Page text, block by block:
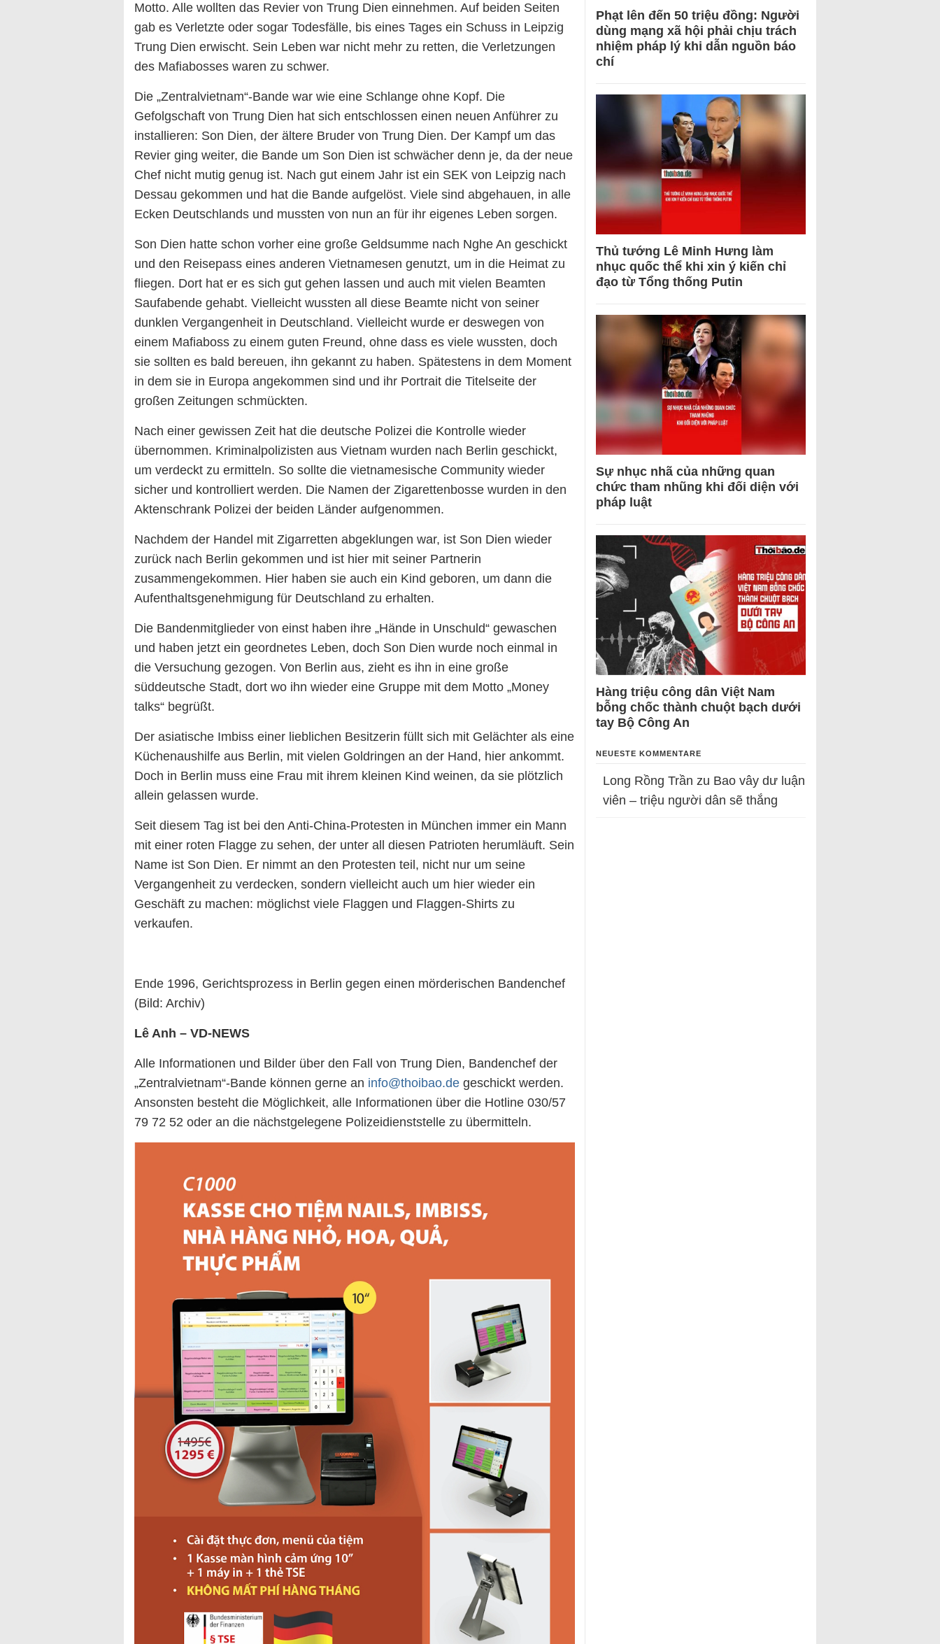
Motto. Alle wollten das Revier von Trung Dien einnehmen. Auf beiden Seiten
gab es Verletzte oder sogar Todesfälle, bis eines Tages ein Schuss in Leipzig
Trung Dien erwischt. Sein Leben war nicht mehr zu retten, die Verletzungen
des Mafiabosses waren zu schwer.
Die „Zentralvietnam“-Bande war wie eine Schlange ohne Kopf. Die
Gefolgschaft von Trung Dien hat sich entschlossen einen neuen Anführer zu
installieren: Son Dien, der ältere Bruder von Trung Dien. Der Kampf um das
Revier ging weiter, die Bande um Son Dien ist schwächer denn je, da der neue
Chef nicht mutig genug ist. Nach gut einem Jahr ist ein SEK von Leipzig nach
Dessau gekommen und hat die Bande aufgelöst. Viele sind abgehauen, in alle
Ecken Deutschlands und mussten von nun an für ihr eigenes Leben sorgen.
Son Dien hatte schon vorher eine große Geldsumme nach Nghe An geschickt
und den Reisepass eines anderen Vietnamesen genutzt, um in die Heimat zu
fliegen. Dort hat er es sich gut gehen lassen und auch mit vielen Beamten
Saufabende gehabt. Vielleicht wussten all diese Beamte nicht von seiner
dunklen Vergangenheit in Deutschland. Vielleicht wurde er deswegen von
einem Mafiaboss zu einem guten Freund, ohne dass es viele wussten, doch
sie sollten es bald bereuen, ihn gekannt zu haben. Spätestens in dem Moment
in dem sie in Europa angekommen sind und ihr Portrait die Titelseite der
großen Zeitungen schmückten.
Nach einer gewissen Zeit hat die deutsche Polizei die Kontrolle wieder
übernommen. Kriminalpolizisten aus Vietnam wurden nach Berlin geschickt,
um verdeckt zu ermitteln. So sollte die vietnamesische Community wieder
sicher und kontrolliert werden. Die Namen der Zigarettenbosse wurden in den
Aktenschrank Polizei der beiden Länder aufgenommen.
Nachdem der Handel mit Zigarretten abgeklungen war, ist Son Dien wieder
zurück nach Berlin gekommen und ist hier mit seiner Partnerin
zusammengekommen. Hier haben sie auch ein Kind geboren, um dann die
Aufenthaltsgenehmigung für Deutschland zu erhalten.
Die Bandenmitglieder von einst haben ihre „Hände in Unschuld“ gewaschen
und haben jetzt ein geordnetes Leben, doch Son Dien wurde noch einmal in
die Versuchung gezogen. Von Berlin aus, zieht es ihn in eine große
süddeutsche Stadt, dort wo ihn wieder eine Gruppe mit dem Motto „Money
talks“ begrüßt.
Der asiatische Imbiss einer lieblichen Besitzerin füllt sich mit Gelächter als eine
Küchenaushilfe aus Berlin, mit vielen Goldringen an der Hand, hier ankommt.
Doch in Berlin muss eine Frau mit ihrem kleinen Kind weinen, da sie plötzlich
allein gelassen wurde.
Seit diesem Tag ist bei den Anti-China-Protesten in München immer ein Mann
mit einer roten Flagge zu sehen, der unter all diesen Patrioten herumläuft. Sein
Name ist Son Dien. Er nimmt an den Protesten teil, nicht nur um seine
Vergangenheit zu verdecken, sondern vielleicht auch um hier wieder ein
Geschäft zu machen: möglichst viele Flaggen und Flaggen-Shirts zu
verkaufen.
Ende 1996, Gerichtsprozess in Berlin gegen einen mörderischen Bandenchef
(Bild: Archiv)
Lê Anh – VD-NEWS
Alle Informationen und Bilder über den Fall von Trung Dien, Bandenchef der
„Zentralvietnam“-Bande können gerne an info@thoibao.de geschickt werden.
Ansonsten besteht die Möglichkeit, alle Informationen über die Hotline 030/57
79 72 52 oder an die nächstgelegene Polizeidienststelle zu übermitteln.
Phạt lên đến 50 triệu đồng: Người
dùng mạng xã hội phải chịu trách
nhiệm pháp lý khi dẫn nguồn báo
chí
Thủ tướng Lê Minh Hưng làm
nhục quốc thể khi xin ý kiến chỉ
đạo từ Tổng thống Putin
Sự nhục nhã của những quan
chức tham nhũng khi đối diện với
pháp luật
Hàng triệu công dân Việt Nam
bỗng chốc thành chuột bạch dưới
tay Bộ Công An
NEUESTE KOMMENTARE
Long Rồng Trần zu Bao vây dư luận
viên – triệu người dân sẽ thắng